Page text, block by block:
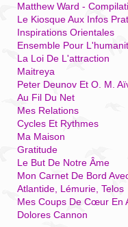
Matthew Ward -
Le Kiosque Aux Infos
Inspirations Orientales
Ensemble Pour
La Loi De L'attraction
Maitreya
Peter Deunov Et O. M.
Au Fil Du Net
Mes Relations
Cycles Et Rythmes
Ma Maison
Gratitude
Le But De Notre Âme
Mon Carnet De Bord
Atlantide, Lémurie, Telos
Mes Coups De Cœur En
Dolores Cannon